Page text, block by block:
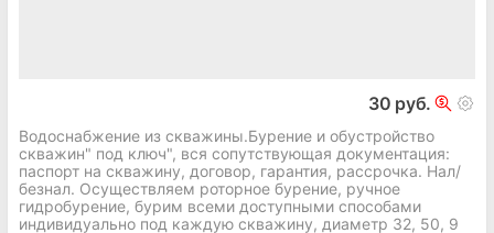
30 руб.
Водоснабжение из скважины.Бурение и обустройство
скважин" под ключ", вся сопутствующая документация:
паспорт на скважину, договор, гарантия, рассрочка. Нал/
безнал. Осуществляем роторное бурение, ручное
гидробурение, бурим всеми доступными способами
индивидуально под каждую скважину, диаметр 32, 50, 9